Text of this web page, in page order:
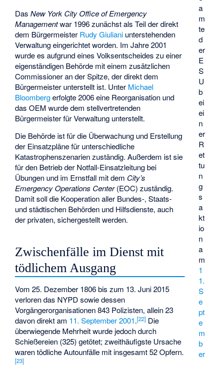
a
m
te
d
er
E
S
U
b
ei
ei
n
er
R
et
tu
n
g
s
a
kt
io
n
a
m
1
1.
S
e
pt
e
m
b
er
DasNew York City Office of Emergency
Managementwar 1996 zunächst als Teil der direkt
dem Bürgermeister Rudy Giuliani unterstehenden
Verwaltung eingerichtet worden. Im Jahre 2001
wurde es aufgrund eines Volksentscheides zu einer
eigenständigen Behörde mit einem zusätzlichen
Commissioneran der Spitze, der direkt dem
Bürgermeister unterstellt ist. Unter Michael
Bloombergerfolgte 2006 eine Reorganisation und
das OEM wurde dem stellvertretenden
Bürgermeister für Verwaltung unterstellt.
Die Behörde ist für die Überwachung und Erstellung
der Einsatzpläne für unterschiedliche
Katastrophenszenarien zuständig. Außerdem ist sie
für den Betrieb der Notfall-Einsatzleitung bei
Übungen und im Ernstfall mit dem City’s
Emergency Operations Center(EOC) zuständig.
Damit soll die Kooperation aller Bundes-, Staats-
und städtischen Behörden und Hilfsdienste, auch
der privaten, sichergestellt werden.
Zwischenfälle im Dienst mit
tödlichem Ausgang
Vom 25. Dezember 1806 bis zum 13. Juni 2015
verloren das NYPD sowie dessen
Vorgängerorganisationen 843 Polizisten, allein 23
davon direkt am 11. September 2001.[22] Die
überwiegende Mehrheit wurde jedoch durch
Schießereien (325) getötet; zweithäufigste Ursache
waren tödliche Autounfälle mit insgesamt 52 Opfern.
[23]